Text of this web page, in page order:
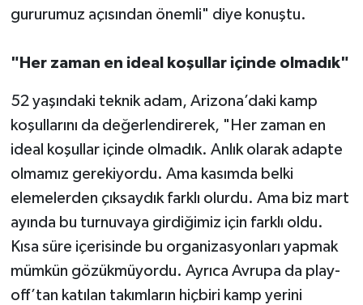
gururumuz açısından önemli" diye konuştu.
"Her zaman en ideal koşullar içinde olmadık"
52 yaşındaki teknik adam, Arizona’daki kamp
koşullarını da değerlendirerek, "Her zaman en
ideal koşullar içinde olmadık. Anlık olarak adapte
olmamız gerekiyordu. Ama kasımda belki
elemelerden çıksaydık farklı olurdu. Ama biz mart
ayında bu turnuvaya girdiğimiz için farklı oldu.
Kısa süre içerisinde bu organizasyonları yapmak
mümkün gözükmüyordu. Ayrıca Avrupa da play-
off’tan katılan takımların hiçbiri kamp yerini